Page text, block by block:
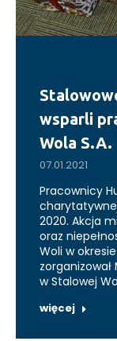
wsparli
Wola S.A.
07.01.2021
Pracownicy
2020. Akcja
oraz
Woli w
zorganizował
w Stalowej
więcej